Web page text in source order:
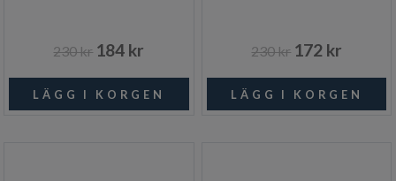
230 kr 184 kr 230 kr 172 kr